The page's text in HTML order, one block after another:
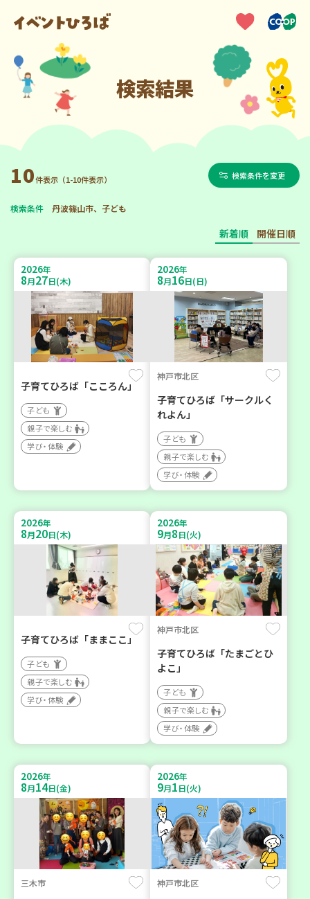
検索結果
10件表示（1-10件表示） 検索条件を変更
検索条件 丹波篠山市、子ども
新着順 開催日順
2026年
8月27日(木)
子育てひろば「こころん」
子ども
親子で楽しむ
学び・体験
2026年
8月16日(日)
神戸市北区
子育てひろば「サークルく
れよん」
子ども
親子で楽しむ
学び・体験
2026年
8月20日(木)
子育てひろば「ままここ」
子ども
親子で楽しむ
学び・体験
2026年
9月8日(火)
神戸市北区
子育てひろば「たまごとひ
よこ」
子ども
親子で楽しむ
学び・体験
2026年
8月14日(金)
三木市
2026年
9月1日(火)
神戸市北区